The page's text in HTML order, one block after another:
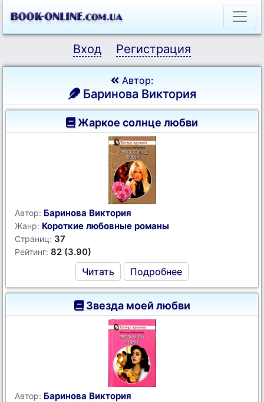
Вход Регистрация
Автор:
Баринова Виктория
Жаркое солнце любви
Автор: Баринова Виктория
Жанр: Короткие любовные романы
Страниц: 37
Рейтинг: 82 (3.90)
Читать Подробнее
Звезда моей любви
Автор: Баринова Виктория